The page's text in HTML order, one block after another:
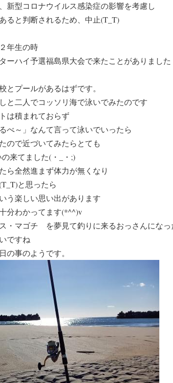
新型コロナウイルス感染症の影響を考慮し
ると判断されるため、中止(T_T)
年生の時
ーハイ予選福島県大会で来たことがありました
プールがあるはずです。
と二人でコッソリ海で泳いでみたのです
は積まれておらず
べ～」 なんて言って泳いでいったら
ので近づいてみたらとても
来てました(・_・;)
ら全然進まず体力が無くなり
と思ったら
う楽しい思い出があります
分わかってます(*^^)v
・マゴチ を夢見て釣りに来るおっさんになっ
ですね
の事のようです。